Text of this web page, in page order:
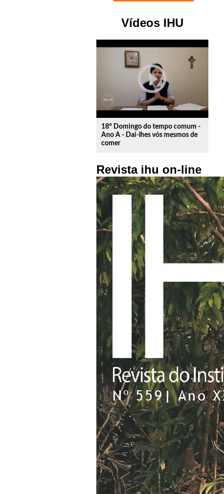
Vídeos IHU
play_circle_outline
18º Domingo do tempo comum -
Ano A - Dai-lhes vós mesmos de
comer
Revista ihu on-line